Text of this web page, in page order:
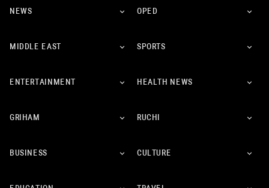
NEWS OPED
MIDDLE EAST SPORTS
ENTERTAINMENT HEALTH NEWS
GRIHAM RUCHI
BUSINESS CULTURE